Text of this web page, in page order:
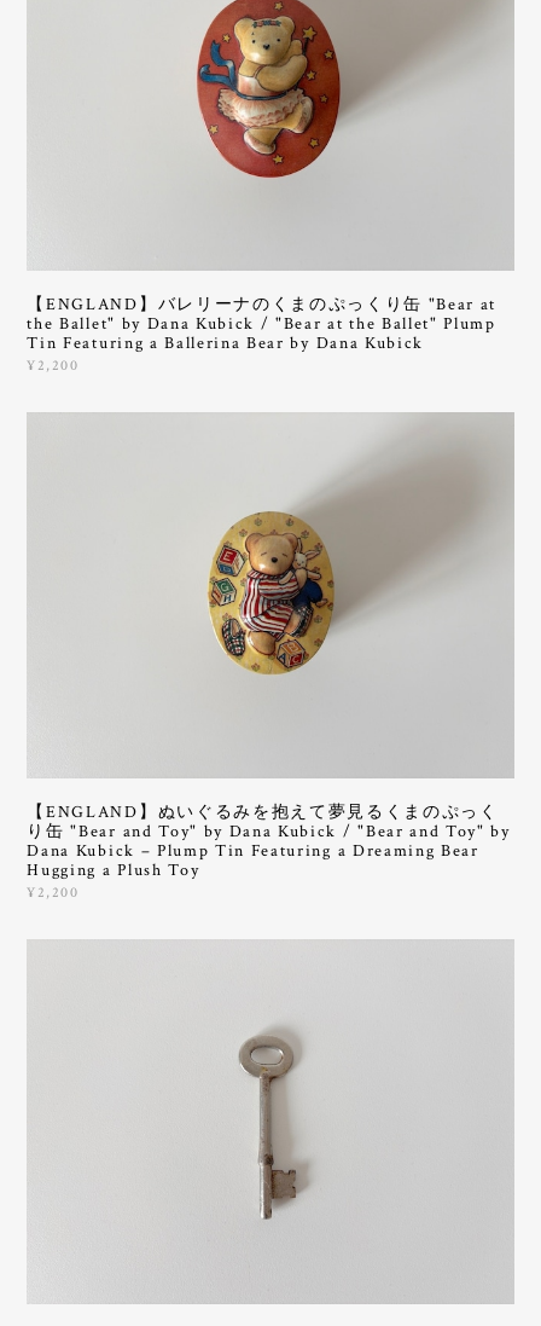
【ENGLAND】バレリーナのくまのぷっくり缶 "Bear at
the Ballet" by Dana Kubick / "Bear at the Ballet" Plump
Tin Featuring a Ballerina Bear by Dana Kubick
¥2,200
【ENGLAND】ぬいぐるみを抱えて夢見るくまのぷっく
り缶 "Bear and Toy" by Dana Kubick / "Bear and Toy" by
Dana Kubick – Plump Tin Featuring a Dreaming Bear
Hugging a Plush Toy
¥2,200